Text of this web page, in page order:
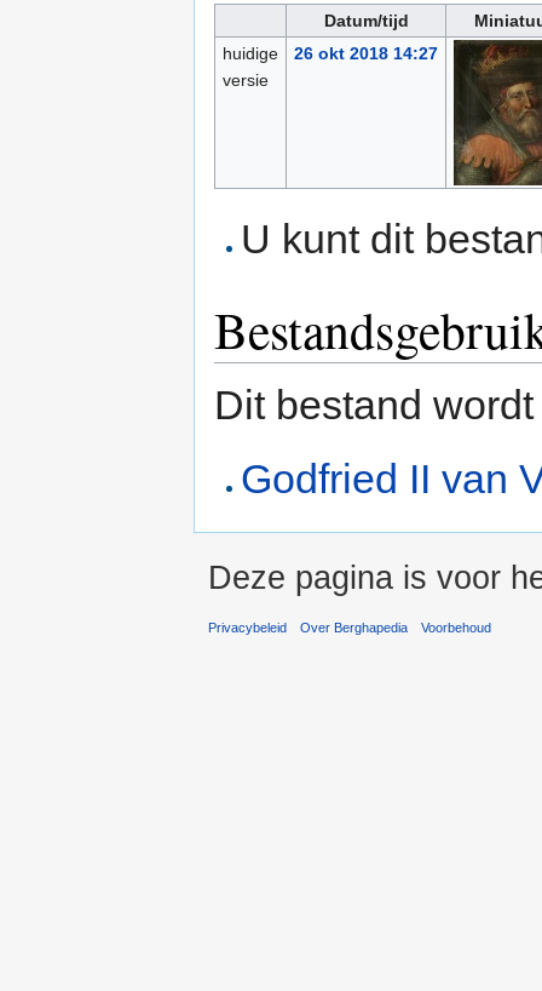
Datum/tijd
huidige
versie
26 okt 2018 14:27
U kunt dit
Dit bestand
Godfried II van
Deze pagina is voor
Privacybeleid Over Berghapedia Voorbehoud